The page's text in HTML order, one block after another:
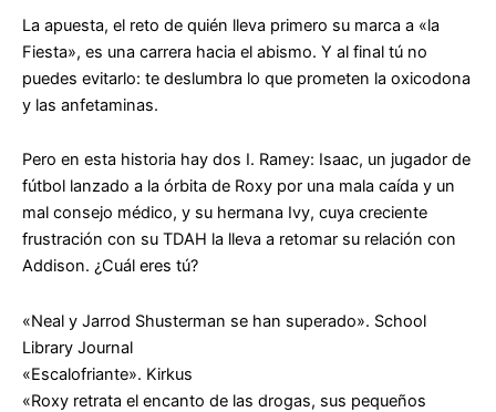
La apuesta, el reto de quién lleva primero su marca a «la
Fiesta», es una carrera hacia el abismo. Y al final tú no
puedes evitarlo: te deslumbra lo que prometen la oxicodona
y las anfetaminas.
Pero en esta historia hay dos I. Ramey: Isaac, un jugador de
fútbol lanzado a la órbita de Roxy por una mala caída y un
mal consejo médico, y su hermana Ivy, cuya creciente
frustración con su TDAH la lleva a retomar su relación con
Addison. ¿Cuál eres tú?
«Neal y Jarrod Shusterman se han superado». School
Library Journal
«Escalofriante». Kirkus
«Roxy retrata el encanto de las drogas, sus pequeños